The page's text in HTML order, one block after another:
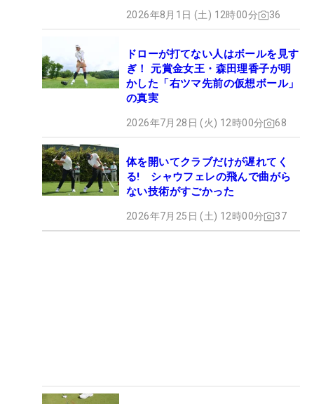
2026年8月1日 (土) 12時00分 36
ドローが打てない人はボールを見す
ぎ！ 元賞金女王・森田理香子が明
かした「右ツマ先前の仮想ボール」
の真実
2026年7月28日 (火) 12時00分 68
体を開いてクラブだけが遅れてく
る! シャウフェレの飛んで曲がら
ない技術がすごかった
2026年7月25日 (土) 12時00分 37